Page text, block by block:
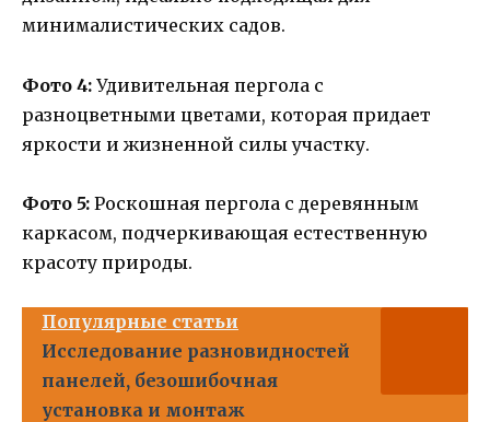
минималистических садов.
Фото 4: Удивительная пергола с
разноцветными цветами, которая придает
яркости и жизненной силы участку.
Фото 5: Роскошная пергола с деревянным
каркасом, подчеркивающая естественную
красоту природы.
Популярные статьи
Исследование разновидностей
панелей, безошибочная
установка и монтаж